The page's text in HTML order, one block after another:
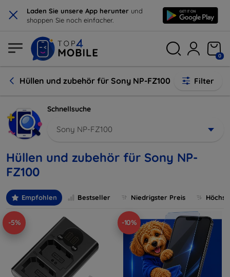
× Laden Sie unsere App herunter und
shoppen Sie noch einfacher.
0
Hüllen und zubehör für Sony NP-FZ100 Filter
Schnellsuche
Sony NP-FZ100
Hüllen und zubehör für Sony NP-
FZ100
Empfohlen Bestseller Niedrigster Preis
-5% -10%